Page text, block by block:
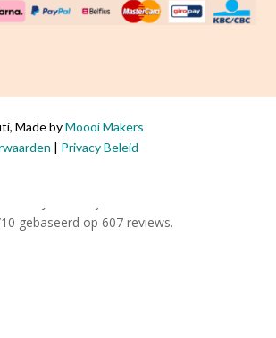
Made byMoooi Makers
| Privacy Beleid
gebaseerd op 607 reviews.